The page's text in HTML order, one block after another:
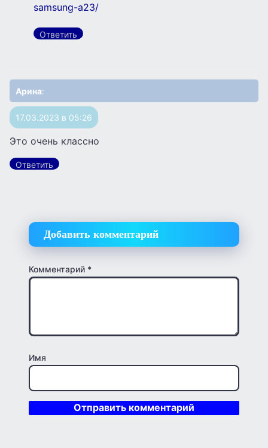
samsung-a23/
Ответить
Арина:
17.03.2023 в 05:26
Это очень классно
Ответить
Добавить комментарий
Комментарий *
Имя